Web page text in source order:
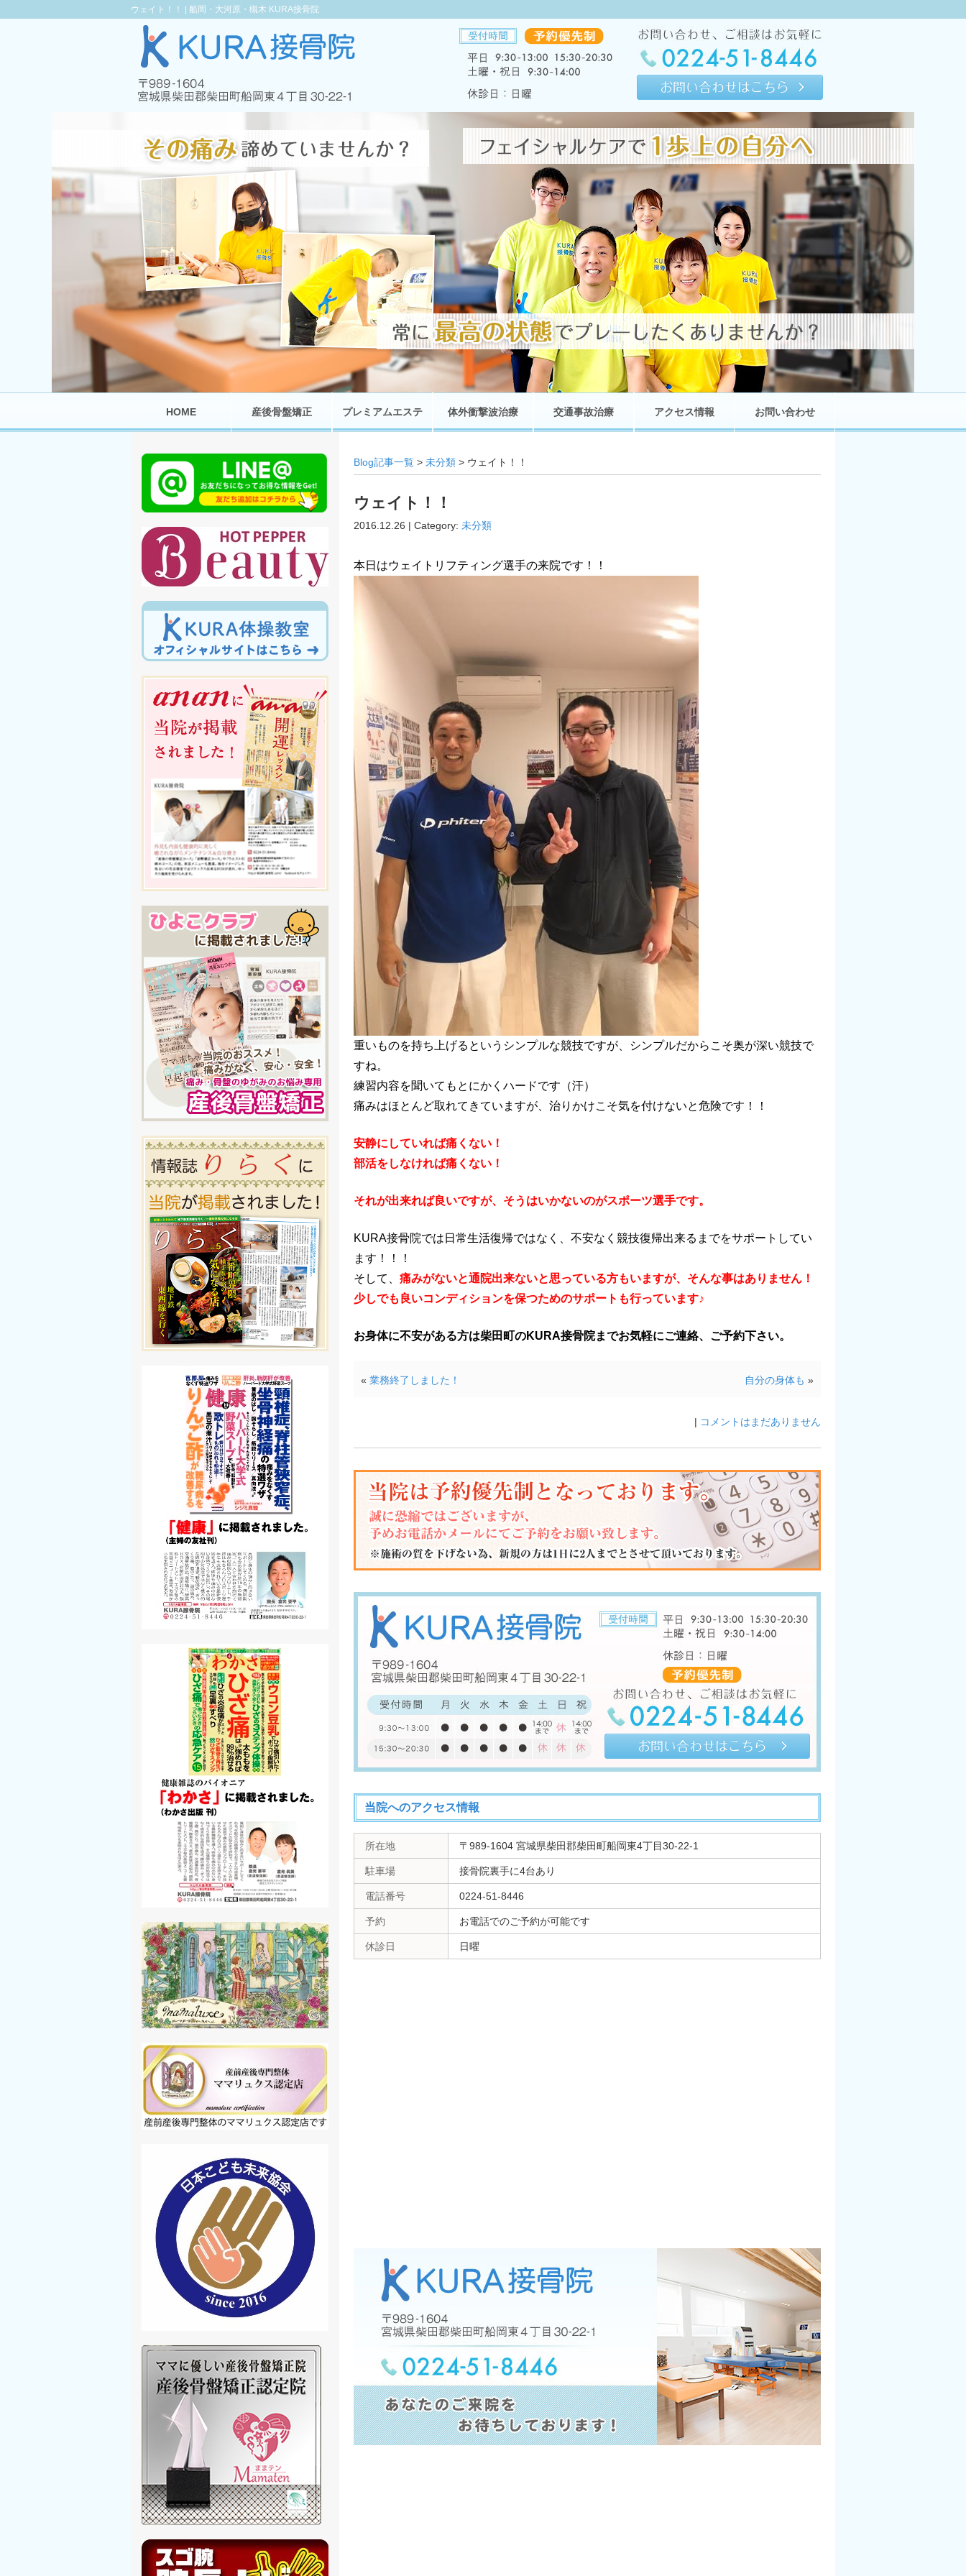
ウェイト！！ | 船岡・大河原・槻木 KURA接骨院
HOME 産後骨盤矯正 プレミアムエステ 体外衝撃波治療 交通事故治療 アクセス情報 お問い合わせ
Blog記事一覧 > 未分類 > ウェイト！！
ウェイト！！
2016.12.26 | Category: 未分類
本日はウェイトリフティング選手の来院です！！
重いものを持ち上げるというシンプルな競技ですが、シンプルだからこそ奥が深い競技で
すね。
練習内容を聞いてもとにかくハードです（汗）
痛みはほとんど取れてきていますが、治りかけこそ気を付けないと危険です！！
安静にしていれば痛くない！
部活をしなければ痛くない！
それが出来れば良いですが、そうはいかないのがスポーツ選手です。
KURA接骨院では日常生活復帰ではなく、不安なく競技復帰出来るまでをサポートしてい
ます！！！
そして、 痛みがないと通院出来ないと思っている方もいますが、そんな事はありません！
少しでも良いコンディションを保つためのサポートも行っています♪
お身体に不安がある方は柴田町のKURA接骨院までお気軽にご連絡、ご予約下さい。
自分の身体も »
« 業務終了しました！
| コメントはまだありません
当院へのアクセス情報
所在地 〒989-1604 宮城県柴田郡柴田町船岡東4丁目30-22-1
駐車場 接骨院裏手に4台あり
電話番号 0224-51-8446
予約 お電話でのご予約が可能です
休診日 日曜